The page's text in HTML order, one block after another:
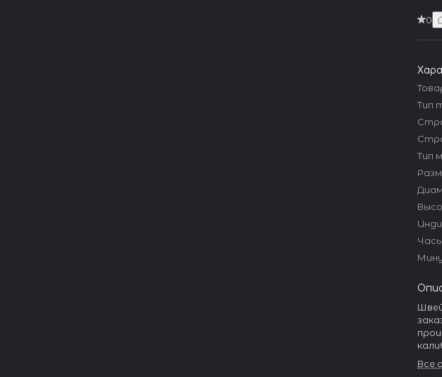
0
Тип
Тип
Часы
Она
Все